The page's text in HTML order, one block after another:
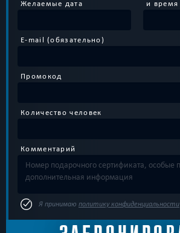
Желаемые дата и время
E-mail (обязательно)
Промокод
Количество человек
Комментарий
Я принимаю политику конфиденциальности